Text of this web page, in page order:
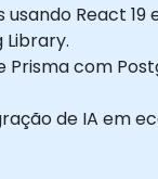
React 19
Prisma com
de IA em